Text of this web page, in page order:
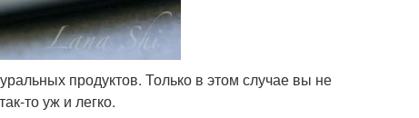
продуктов. Только в этом случае вы не
то уж и легко.